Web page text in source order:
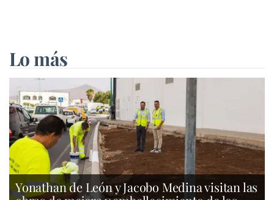
Lo más
Yonathan de León y Jacobo Medina visitan las